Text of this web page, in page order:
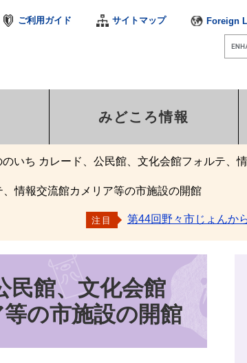
ご利用ガイド サイトマップ Foreign
みどころ情報
いち カレード、公民館、文化会館フォルテ、
情報交流館カメリア等の市施設の開館
注目 第44回野々市じょんか
民館、文化会館
の市施設の開館